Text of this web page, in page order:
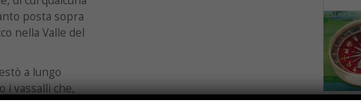
posta sopra
nella Valle del
a lungo
i vassalli che,